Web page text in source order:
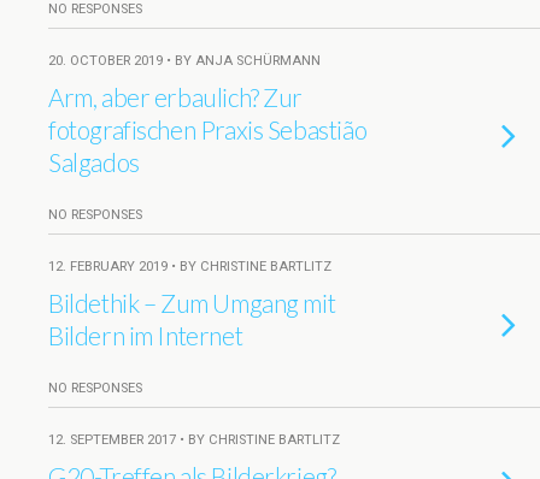
NO RESPONSES
20. OCTOBER 2019 • BY ANJA SCHÜRMANN
Arm, aber erbaulich? Zur
fotografischen Praxis Sebastião
Salgados
NO RESPONSES
12. FEBRUARY 2019 • BY CHRISTINE BARTLITZ
Bildethik – Zum Umgang mit
Bildern im Internet
NO RESPONSES
12. SEPTEMBER 2017 • BY CHRISTINE BARTLITZ